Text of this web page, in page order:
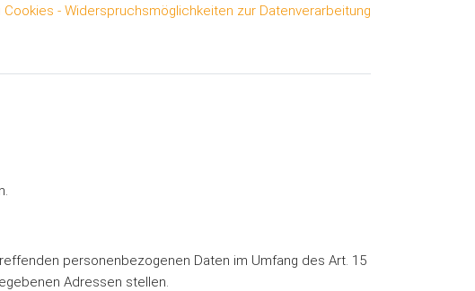
Cookies - Widerspruchsmöglichkeiten zur Datenverarbeitung
personenbezogenen Daten im Umfang des Art. 15
Adressen stellen.